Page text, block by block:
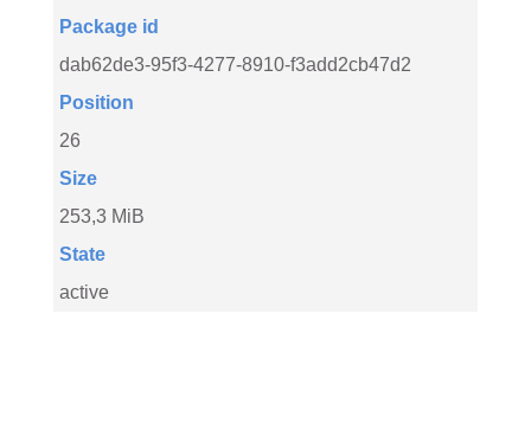
Package id
dab62de3-95f3-4277-8910-f3add2cb47d2
Position
26
Size
253,3 MiB
State
active